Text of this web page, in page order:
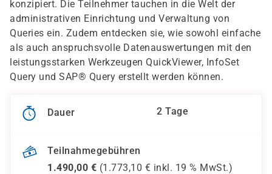
konzipiert. Die Teilnehmer tauchen in die Welt der
administrativen Einrichtung und Verwaltung von
Queries ein. Zudem entdecken sie, wie sowohl einfache
als auch anspruchsvolle Datenauswertungen mit den
leistungsstarken Werkzeugen QuickViewer, InfoSet
Query und SAP® Query erstellt werden können.
Dauer 2 Tage
Teilnahmegebühren
1.490,00 € (1.773,10 € inkl. 19 % MwSt.)